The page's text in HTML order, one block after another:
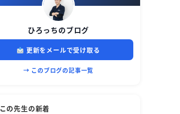
ひろっちのブログ
更新をメールで受け取る
→ このブログの記事一覧
この先生の新着